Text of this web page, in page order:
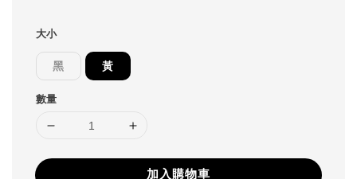
大小
黑 黃
數量
加入購物車